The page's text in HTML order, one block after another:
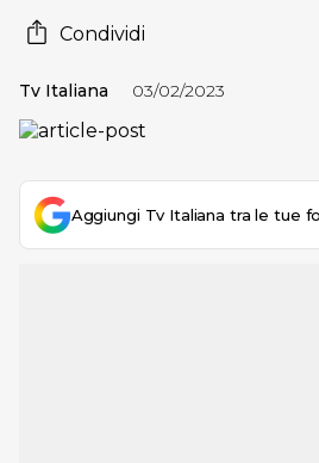
Condividi
Tv Italiana 03/02/2023
Aggiungi Tv Italiana tra le tue